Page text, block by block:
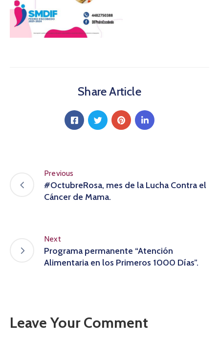
Share Article
Previous
#OctubreRosa, mes de la Lucha Contra el
Cáncer de Mama.
Next
Programa permanente “Atención
Alimentaria en los Primeros 1000 Días”.
Leave Your Comment